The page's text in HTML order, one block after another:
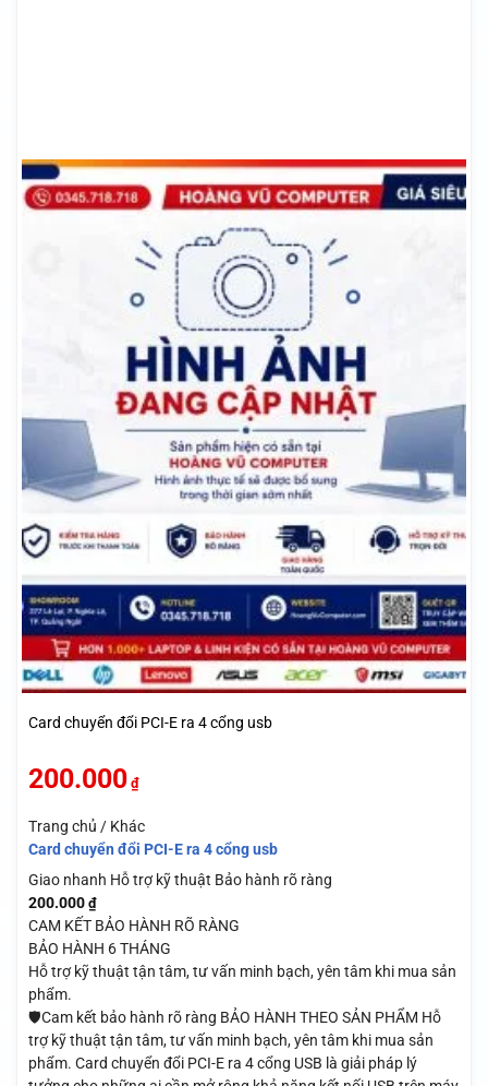
Card chuyển đổi PCI-E ra 4 cổng usb
200.000 ₫
Trang chủ / Khác
Card chuyển đổi PCI-E ra 4 cổng usb
Giao nhanh Hỗ trợ kỹ thuật Bảo hành rõ ràng
200.000 ₫
CAM KẾT BẢO HÀNH RÕ RÀNG
BẢO HÀNH 6 THÁNG
Hỗ trợ kỹ thuật tận tâm, tư vấn minh bạch, yên tâm khi mua sản
phẩm.
🛡️Cam kết bảo hành rõ ràng BẢO HÀNH THEO SẢN PHẨM Hỗ
trợ kỹ thuật tận tâm, tư vấn minh bạch, yên tâm khi mua sản
phẩm. Card chuyển đổi PCI-E ra 4 cổng USB là giải pháp lý